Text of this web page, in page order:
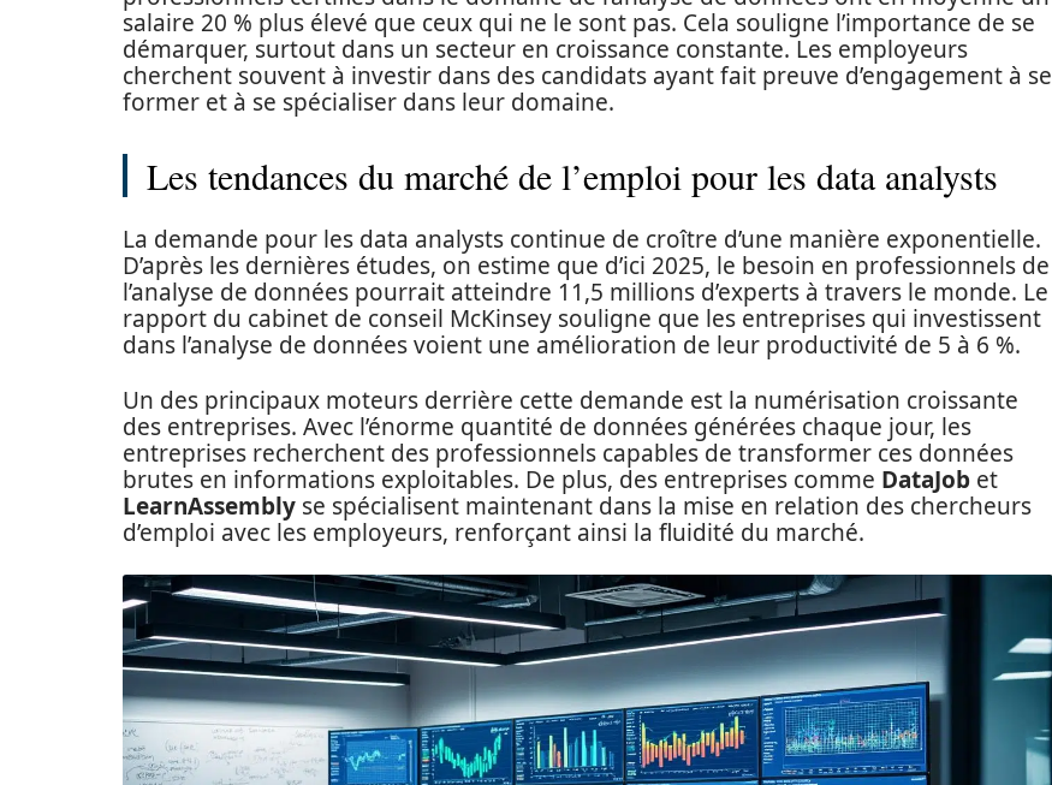
salaire 20 % plus élevé que ceux qui ne le sont pas. Cela souligne l’importance de se
démarquer, surtout dans un secteur en croissance constante. Les employeurs
cherchent souvent à investir dans des candidats ayant fait preuve d’engagement à se
former et à se spécialiser dans leur domaine.
Les tendances du marché de l’emploi pour les data analysts
La demande pour les data analysts continue de croître d’une manière exponentielle.
D’après les dernières études, on estime que d’ici 2025, le besoin en professionnels de
l’analyse de données pourrait atteindre 11,5 millions d’experts à travers le monde. Le
rapport du cabinet de conseil McKinsey souligne que les entreprises qui investissent
dans l’analyse de données voient une amélioration de leur productivité de 5 à 6 %.
Un des principaux moteurs derrière cette demande est la numérisation croissante
des entreprises. Avec l’énorme quantité de données générées chaque jour, les
entreprises recherchent des professionnels capables de transformer ces données
brutes en informations exploitables. De plus, des entreprises comme DataJob et
LearnAssembly se spécialisent maintenant dans la mise en relation des chercheurs
d’emploi avec les employeurs, renforçant ainsi la fluidité du marché.